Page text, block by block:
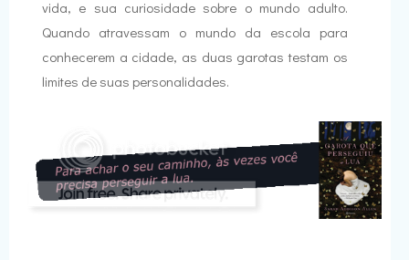
vida, e sua curiosidade sobre o mundo adulto.
Quando atravessam o mundo da escola para
conhecerem a cidade, as duas garotas testam os
limites de suas personalidades.